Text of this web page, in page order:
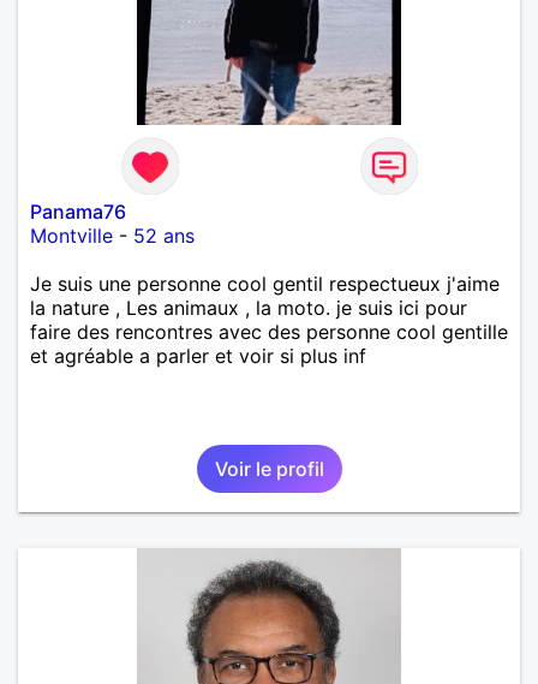
Panama76
Montville - 52 ans
Je suis une personne cool gentil respectueux j'aime
la nature , Les animaux , la moto. je suis ici pour
faire des rencontres avec des personne cool gentille
et agréable a parler et voir si plus inf
Voir le profil